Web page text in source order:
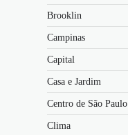
Brooklin
Campinas
Capital
Casa e Jardim
Centro de São Paulo
Clima